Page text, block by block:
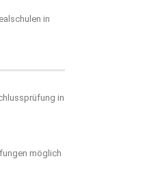
in
in
möglich